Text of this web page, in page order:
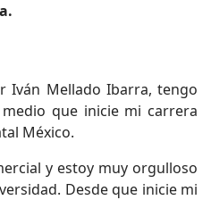
Iván Mellado Ibarra, tengo
que inicie mi carrera
México.
y estoy muy orgulloso
Desde que inicie mi